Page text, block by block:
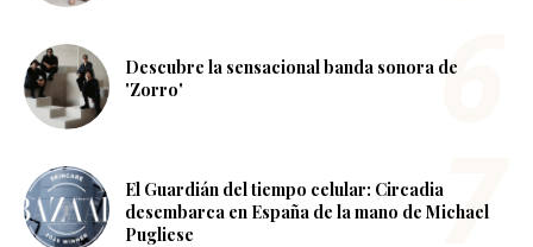
Descubre la sensacional banda sonora de
'Zorro'
El Guardián del tiempo celular: Circadia
desembarca en España de la mano de Michael
Pugliese